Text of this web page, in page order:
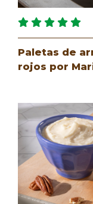
Paletas de
rojos por